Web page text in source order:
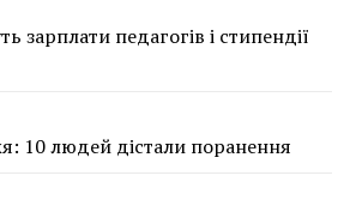
зарплати педагогів і стипендії
10 людей дістали поранення